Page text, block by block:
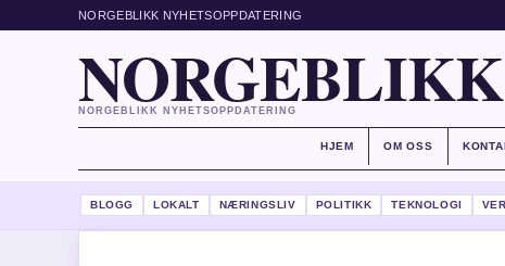
NORGEBLIKK NYHETSOPPDATERING
NORGEBLIKK NYHETSOPPDATERING
HJEM OM OSS
BLOGG LOKALT NÆRINGSLIV POLITIKK TEKNOLOGI